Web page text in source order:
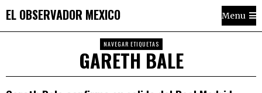
EL OBSERVADOR MEXICO Menu
NAVEGAR ETIQUETAS
GARETH BALE